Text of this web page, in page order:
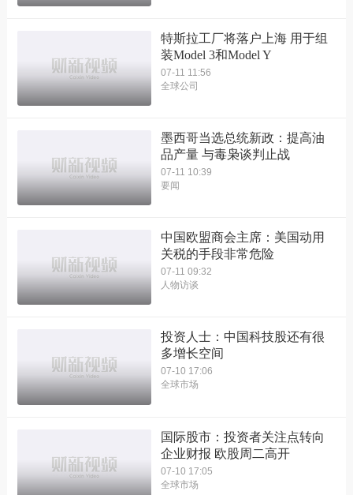
特斯拉工厂将落户上海 用于组
装Model 3和Model Y
07-11 11:56
全球公司
墨西哥当选总统新政：提高油
品产量 与毒枭谈判止战
07-11 10:39
要闻
中国欧盟商会主席：美国动用
关税的手段非常危险
07-11 09:32
人物访谈
投资人士：中国科技股还有很
多增长空间
07-10 17:06
全球市场
国际股市：投资者关注点转向
企业财报 欧股周二高开
07-10 17:05
全球市场